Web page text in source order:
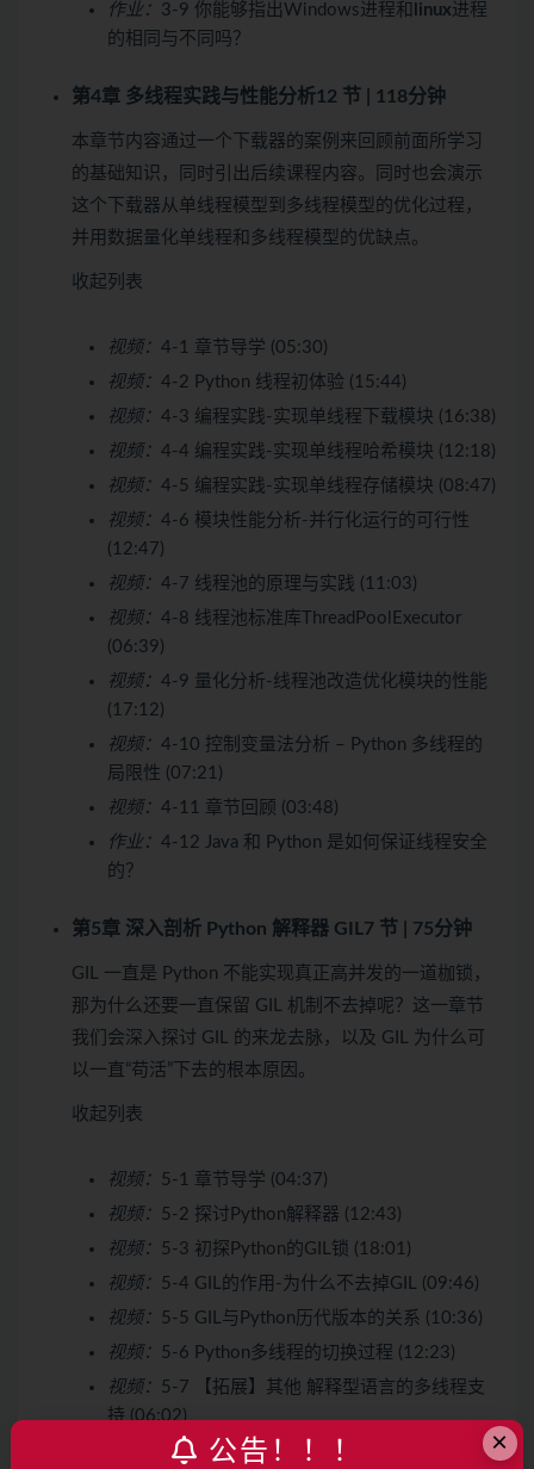
作业： 3-9 你能够指出Windows进程和 linux进程
的相同与不同吗？
第4章 多线程实践与性能分析12 节 | 118分钟
本章节内容通过一个下载器的案例来回顾前面所学习
的基础知识，同时引出后续课程内容。同时也会演示
这个下载器从单线程模型到多线程模型的优化过程，
并用数据量化单线程和多线程模型的优缺点。
收起列表
视频： 4-1 章节导学 (05:30)
视频： 4-2 Python 线程初体验 (15:44)
视频： 4-3 编程实践-实现单线程下载模块 (16:38)
视频： 4-4 编程实践-实现单线程哈希模块 (12:18)
视频： 4-5 编程实践-实现单线程存储模块 (08:47)
视频： 4-6 模块性能分析-并行化运行的可行性
(12:47)
视频： 4-7 线程池的原理与实践 (11:03)
视频： 4-8 线程池标准库ThreadPoolExecutor
(06:39)
视频： 4-9 量化分析-线程池改造优化模块的性能
(17:12)
视频： 4-10 控制变量法分析 – Python 多线程的
局限性 (07:21)
视频： 4-11 章节回顾 (03:48)
作业： 4-12 Java 和 Python 是如何保证线程安全
的？
第5章 深入剖析 Python 解释器 GIL7 节 | 75分钟
GIL 一直是 Python 不能实现真正高并发的一道枷锁，
那为什么还要一直保留 GIL 机制不去掉呢？这一章节
我们会深入探讨 GIL 的来龙去脉，以及 GIL 为什么可
以一直“苟活”下去的根本原因。
收起列表
视频： 5-1 章节导学 (04:37)
视频： 5-2 探讨Python解释器 (12:43)
视频： 5-3 初探Python的GIL锁 (18:01)
视频： 5-4 GIL的作用-为什么不去掉GIL (09:46)
视频： 5-5 GIL与Python历代版本的关系 (10:36)
视频： 5-6 Python多线程的切换过程 (12:23)
视频： 5-7 【拓展】其他 解释型语言的多线程支
持 (06:02)
×
公告！！！